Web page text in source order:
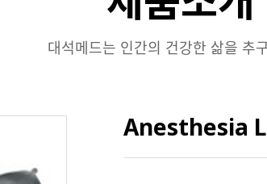
대석메드는 인간의 건강한 삶을 추
Anesthesia